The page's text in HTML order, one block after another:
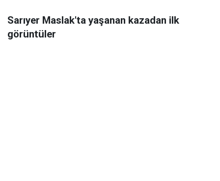
Sarıyer Maslak'ta yaşanan kazadan ilk
görüntüler